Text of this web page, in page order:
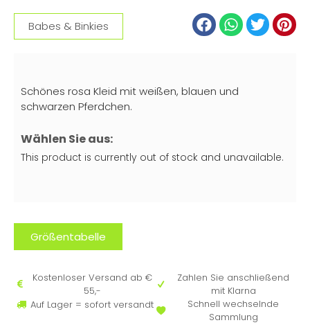
Babes & Binkies
Schönes rosa Kleid mit weißen, blauen und
schwarzen Pferdchen.
Wählen Sie aus:
This product is currently out of stock and unavailable.
Größentabelle
Kostenloser Versand ab €
55,-
Auf Lager = sofort versandt
Zahlen Sie anschließend
mit Klarna
Schnell wechselnde
Sammlung